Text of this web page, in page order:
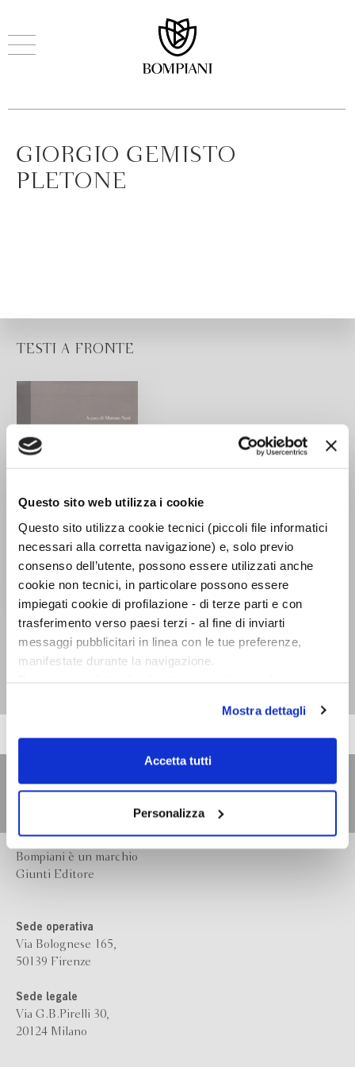
Questo sito web utilizza i cookie
Questo sito utilizza cookie tecnici (piccoli file informatici
necessari alla corretta navigazione) e, solo previo
consenso dell’utente, possono essere utilizzati anche
cookie non tecnici, in particolare possono essere
impiegati cookie di profilazione - di terze parti e con
trasferimento verso paesi terzi - al fine di inviarti
messaggi pubblicitari in linea con le tue preferenze,
manifestate durante la navigazione.
scelte privacy sui cookie, ti invitiamo a prendere visione
dell’informativa cookie.
Chiudendo il banner tramite la “X” prosegui la
dei soli cookie tecnici. Selezionando “Accetta tutti” presti
il tuo consenso alla profilazione che potrai revocare in
ogni momentoRevoca
Mostra dettagli
Accetta tutti
Personalizza
GIORGIO GEMISTO
PLETONE
TESTI A FRONTE
Trattato sulle virtù.
Testo greco a fronte
Giorgio Gemisto
Bompiani è un marchio
Giunti Editore
Sede operativa
Via Bolognese 165,
50139 Firenze
Sede legale
Via G.B.Pirelli 30,
20124 Milano